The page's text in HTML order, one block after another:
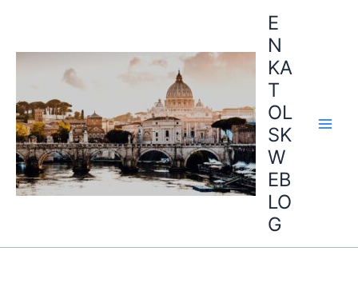
E
N
KA
T
OL
SK
W
EB
LO
G